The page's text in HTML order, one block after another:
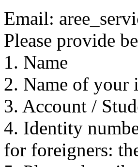
Email:
Please provide
1. Name
2. Name of your
3. Account /
4. Identity
for foreigners: